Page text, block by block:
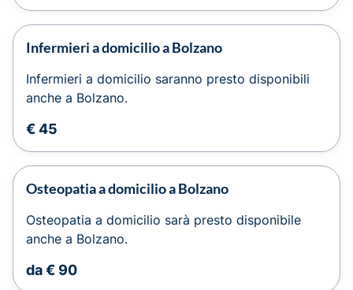
Infermieri a domicilio a Bolzano
Infermieri a domicilio saranno presto disponibili
anche a Bolzano.
€ 45
Osteopatia a domicilio a Bolzano
Osteopatia a domicilio sarà presto disponibile
anche a Bolzano.
da € 90